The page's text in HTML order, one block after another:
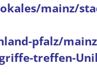
mainz/
pfalz/
treffen-